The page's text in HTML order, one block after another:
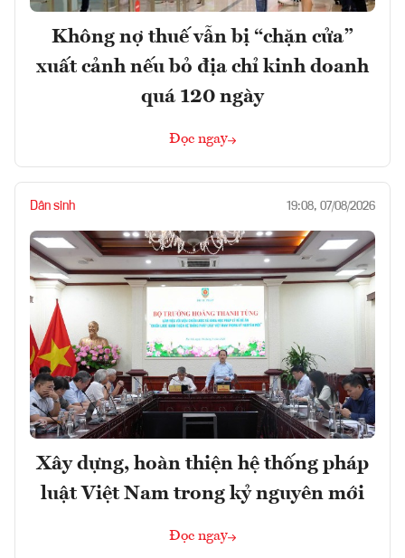
Không nợ thuế vẫn bị “chặn cửa”
xuất cảnh nếu bỏ địa chỉ kinh doanh
quá 120 ngày
Đọc ngay
Dân sinh 19:08, 07/08/2026
Xây dựng, hoàn thiện hệ thống pháp
luật Việt Nam trong kỷ nguyên mới
Đọc ngay